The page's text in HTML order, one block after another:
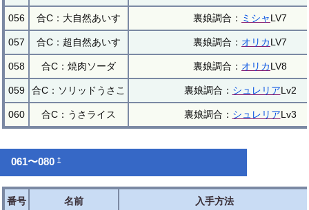
056 合C：大自然あいす 裏娘調合： ミシャLV7
057 合C：超自然あいす 裏娘調合： オリカLV7
058 合C：焼肉ソーダ 裏娘調合： オリカLV8
059 合C：ソリッドうさこ 裏娘調合： シュレリアLv2
060 合C：うさライス 裏娘調合： シュレリアLv3
061〜080†
番号 名前 入手方法